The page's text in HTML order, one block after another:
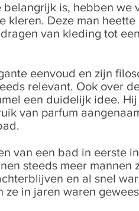
is, hebben we
kleren. Deze man
van kleding tot
eenvoud en zijn
relevant. Ook over
een duidelijk idee.
van parfum
van een bad in eerste
steeds meer mannen
en al snel
ze in jaren waren